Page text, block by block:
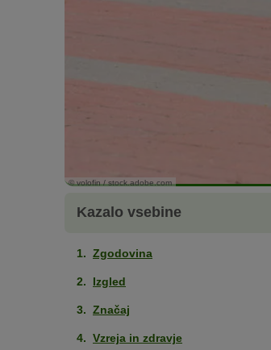
© volofin / stock.adobe.com
Kazalo vsebine
Zgodovina
Izgled
Značaj
Vzreja in zdravje